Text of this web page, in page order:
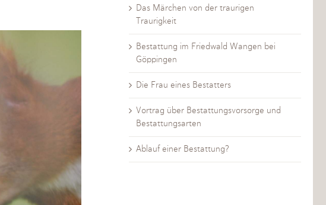
Das Märchen von der traurigen
Traurigkeit
Bestattung im Friedwald Wangen bei
Göppingen
Die Frau eines Bestatters
Vortrag über Bestattungsvorsorge und
Bestattungsarten
Ablauf einer Bestattung?